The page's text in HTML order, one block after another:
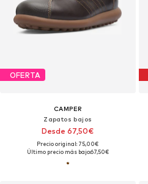
OFERTA
CAMPER
Zapatos bajos
Desde 67,50€
Precio original: 75,00€
Último precio más bajo:67,50€